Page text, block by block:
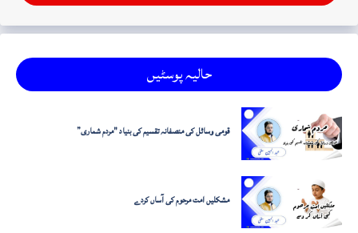
حالیہ پوسٹیں
قومی وسائل کی منصفانہ تقسیم کی بنیاد "مردم شماری”
مشکلیں امت مرحوم کی آساں کردے